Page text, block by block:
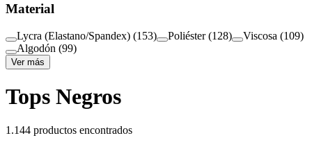
Material
Lycra (Elastano/Spandex) (153) Poliéster (128) Viscosa (109)
Algodón (99)
Ver más
Tops Negros
1.144 productos encontrados